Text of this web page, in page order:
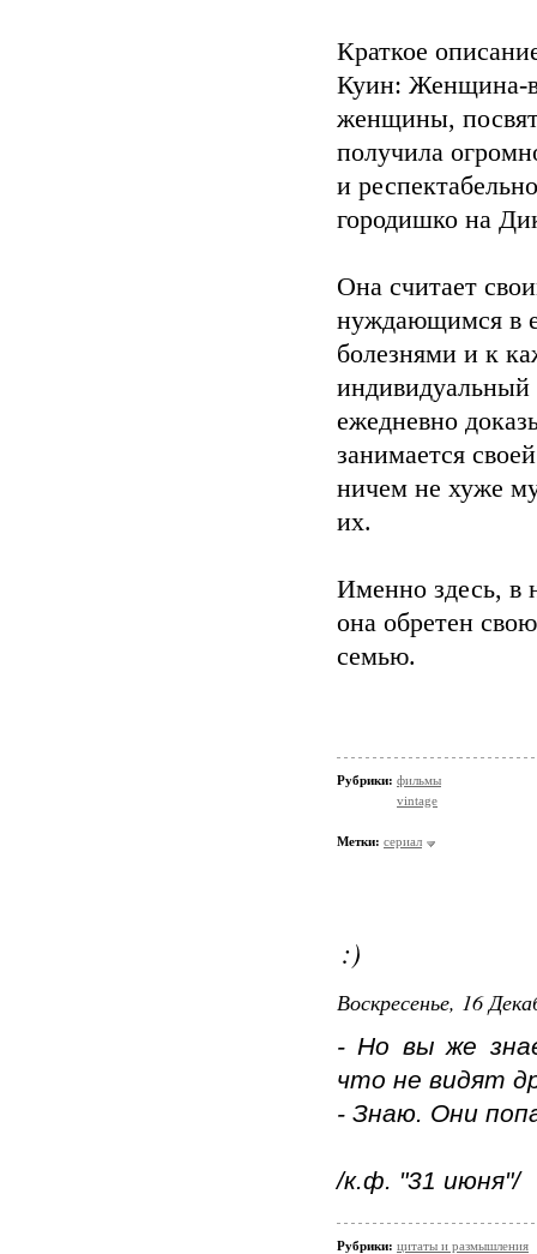
Краткое
Куин: Женщина-
женщины,
получила
и
городишко на
Она считает
нуждающимся в
болезнями и к
индивидуальный
ежедневно
занимается
ничем не хуже
их.
Именно здесь, в
она обретен
семью.
Рубрики: фильмы
vintage
Метки: сериал
:)
Воскресенье, 16
- Но вы же
что не видят
- Знаю. Они
/к.ф. "31 июня"/
Рубрики: цитаты и размышления